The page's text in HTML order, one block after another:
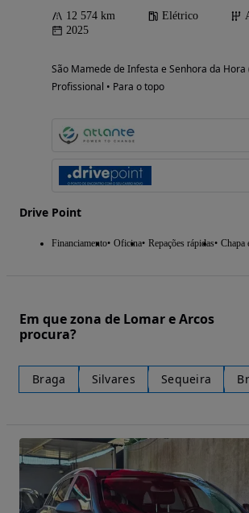
12 574 km Elétrico
2025
São Mamede de Infesta e Senhora da Hora
Profissional • Para o topo
Drive Point
Financiamento Oficina Repações rápidas Chapa
Em que zona de Lomar e Arcos
procura?
Braga Silvares Sequeira